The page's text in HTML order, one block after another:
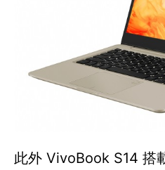
此外 VivoBook S14 搭